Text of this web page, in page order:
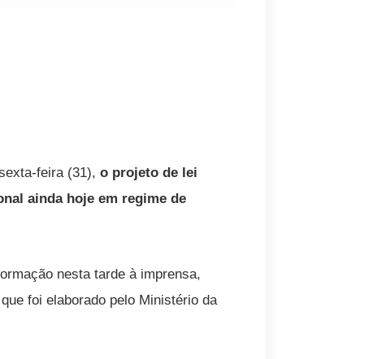
feira (31), o projeto de lei
ainda hoje em regime de
nesta tarde à imprensa,
foi elaborado pelo Ministério da